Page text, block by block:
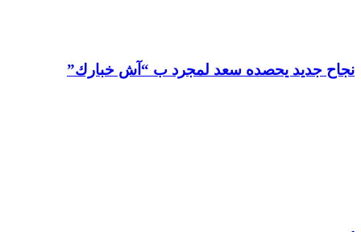
نجاح جديد يحصده سعد لمجرد ب “آش خبارك”